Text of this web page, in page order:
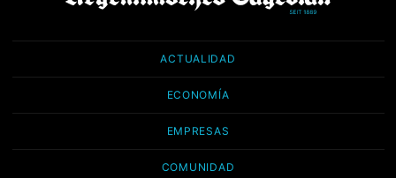
ACTUALIDAD
ECONOMÍA
EMPRESAS
COMUNIDAD